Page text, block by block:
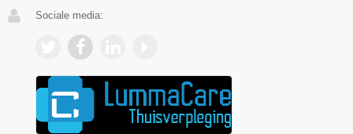
Sociale media: